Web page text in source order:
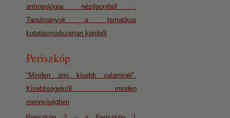
antropológiai nézőpontból :
Tanulmányok a tematikus
kutatásmódszertan köréből
Periszkóp
"Minden ami kisebb valaminél".
Kisebbségekről minden
mennyiségben